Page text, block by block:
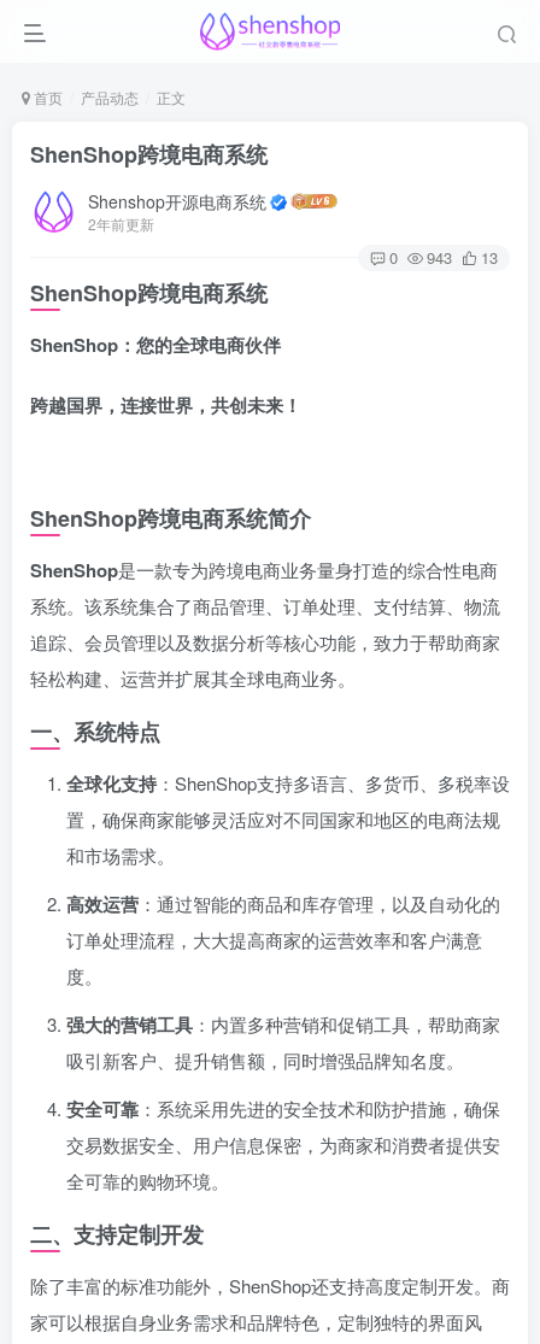
首页 产品动态 正文
ShenShop跨境电商系统
Shenshop开源电商系统
2年前更新
0 943 13
ShenShop跨境电商系统
ShenShop：您的全球电商伙伴
跨越国界，连接世界，共创未来！
ShenShop跨境电商系统简介
ShenShop是一款专为跨境电商业务量身打造的综合性电商
系统。该系统集合了商品管理、订单处理、支付结算、物流
追踪、会员管理以及数据分析等核心功能，致力于帮助商家
轻松构建、运营并扩展其全球电商业务。
一、系统特点
全球化支持：ShenShop支持多语言、多货币、多税率设
置，确保商家能够灵活应对不同国家和地区的电商法规
和市场需求。
高效运营 ：通过智能的商品和库存管理，以及自动化的
订单处理流程，大大提高商家的运营效率和客户满意
度。
强大的营销工具 ：内置多种营销和促销工具，帮助商家
吸引新客户、提升销售额，同时增强品牌知名度。
安全可靠 ：系统采用先进的安全技术和防护措施，确保
交易数据安全、用户信息保密，为商家和消费者提供安
全可靠的购物环境。
二、支持定制开发
除了丰富的标准功能外，ShenShop还支持高度定制开发。商
家可以根据自身业务需求和品牌特色，定制独特的界面风